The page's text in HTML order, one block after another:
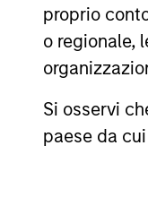
proprio
o regionale,
Si osservi
paese da
Il Morningstar
chiusi e conti
viene calcolato
ponendo
successivo
mesi di
anni/20% del
tale periodo, in